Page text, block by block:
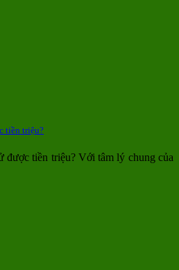
tiền triệu?
được tiền triệu? Với tâm lý chung của